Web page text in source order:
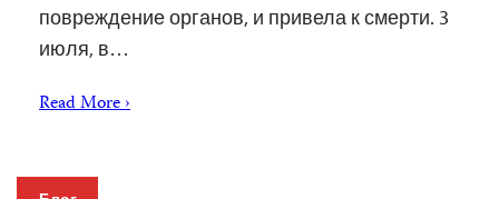
повреждение органов, и привела к смерти. 3
июля, в…
Read More ›